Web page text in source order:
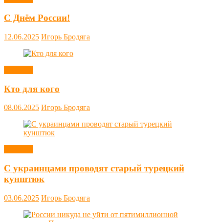
С Днём России!
12.06.2025 Игорь Бродяга
Кто для кого
08.06.2025 Игорь Бродяга
С украинцами проводят старый турецкий
кунштюк
03.06.2025 Игорь Бродяга